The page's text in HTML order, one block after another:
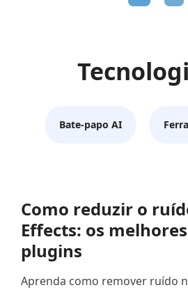
Bate-papo AI
Como reduzir o
Effects: os
plugins
Aprenda como remover ruído